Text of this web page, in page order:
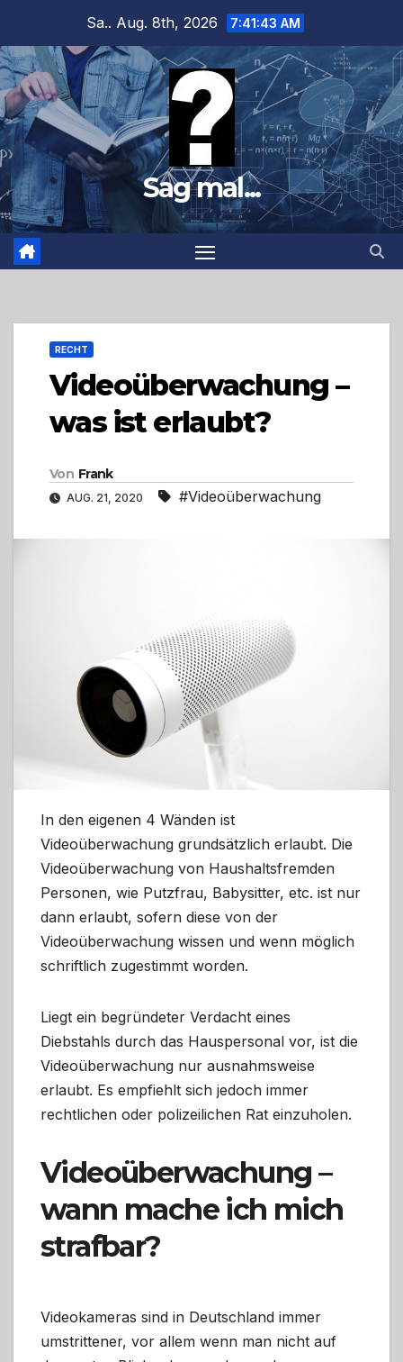
springen
Sa.. Aug. 8th, 2026 7:41:44 AM
Sag mal...
RECHT
Videoüberwachung –
was ist erlaubt?
Von Frank
AUG. 21, 2020 #Videoüberwachung
In den eigenen 4 Wänden ist
Videoüberwachung grundsätzlich erlaubt. Die
Videoüberwachung von Haushaltsfremden
Personen, wie Putzfrau, Babysitter, etc. ist nur
dann erlaubt, sofern diese von der
Videoüberwachung wissen und wenn möglich
schriftlich zugestimmt worden.
Liegt ein begründeter Verdacht eines
Diebstahls durch das Hauspersonal vor, ist die
Videoüberwachung nur ausnahmsweise
erlaubt. Es empfiehlt sich jedoch immer
rechtlichen oder polizeilichen Rat einzuholen.
Videoüberwachung –
wann mache ich mich
strafbar?
Videokameras sind in Deutschland immer
umstrittener, vor allem wenn man nicht auf